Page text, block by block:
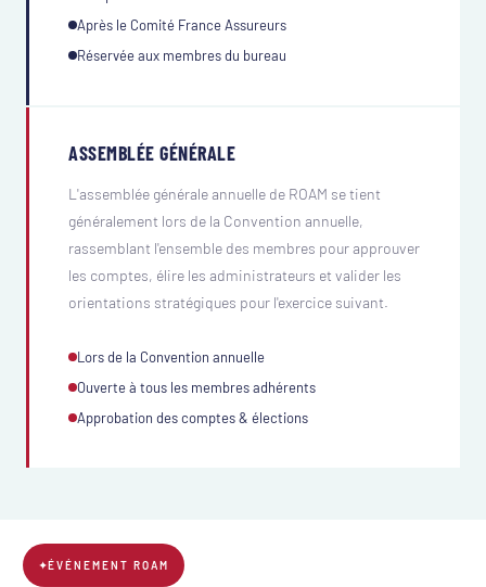
Après le Comité France Assureurs
Réservée aux membres du bureau
ASSEMBLÉE GÉNÉRALE
L'assemblée générale annuelle de ROAM se tient
généralement lors de la Convention annuelle,
rassemblant l'ensemble des membres pour approuver
les comptes, élire les administrateurs et valider les
orientations stratégiques pour l'exercice suivant.
Lors de la Convention annuelle
Ouverte à tous les membres adhérents
Approbation des comptes & élections
✦ÉVÉNEMENT ROAM